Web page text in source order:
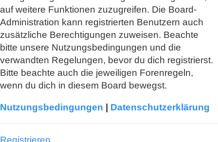
auf weitere Funktionen zuzugreifen. Die Board-
Administration kann registrierten Benutzern auch
zusätzliche Berechtigungen zuweisen. Beachte
bitte unsere Nutzungsbedingungen und die
verwandten Regelungen, bevor du dich registrierst.
Bitte beachte auch die jeweiligen Forenregeln,
wenn du dich in diesem Board bewegst.
Nutzungsbedingungen Datenschutzerklärung
Registrieren